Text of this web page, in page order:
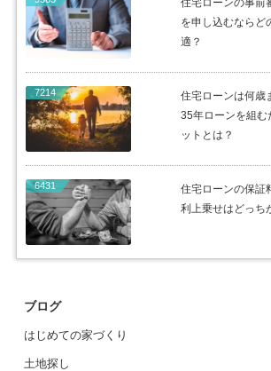
住宅ローンの事前
を申し込むならど
適？
7214
住宅ローンは何歳
35年ローンを組む
ットとは？
6431
住宅ローンの保証
利上乗せはどっち
ブログ
はじめての家づくり
土地探し